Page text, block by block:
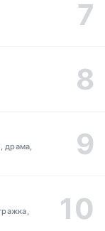
драма,